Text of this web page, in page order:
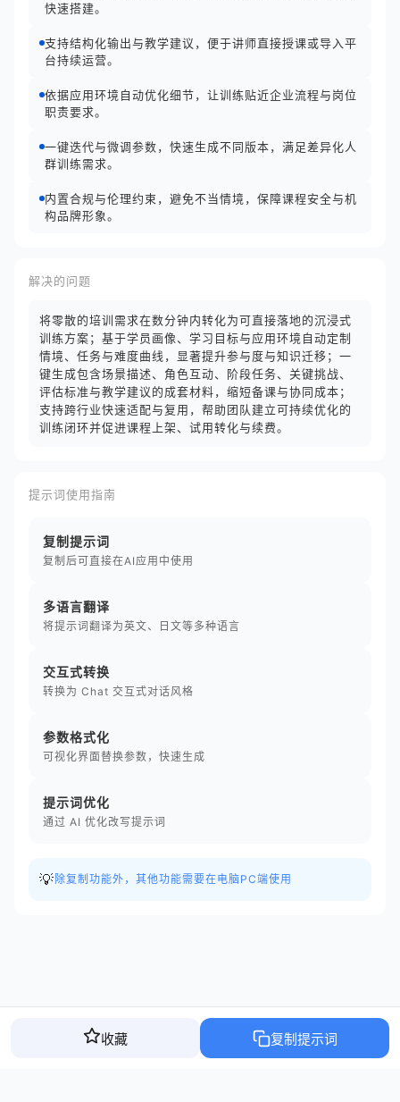
快速搭建。
支持结构化输出与教学建议，便于讲师直接授课或导入平
台持续运营。
依据应用环境自动优化细节，让训练贴近企业流程与岗位
职责要求。
一键迭代与微调参数，快速生成不同版本，满足差异化人
群训练需求。
内置合规与伦理约束，避免不当情境，保障课程安全与机
构品牌形象。
解决的问题
将零散的培训需求在数分钟内转化为可直接落地的沉浸式
训练方案；基于学员画像、学习目标与应用环境自动定制
情境、任务与难度曲线，显著提升参与度与知识迁移；一
键生成包含场景描述、角色互动、阶段任务、关键挑战、
评估标准与教学建议的成套材料，缩短备课与协同成本；
支持跨行业快速适配与复用，帮助团队建立可持续优化的
训练闭环并促进课程上架、试用转化与续费。
提示词使用指南
复制提示词
复制后可直接在AI应用中使用
多语言翻译
将提示词翻译为英文、日文等多种语言
交互式转换
转换为 Chat 交互式对话风格
参数格式化
可视化界面替换参数，快速生成
提示词优化
通过 AI 优化改写提示词
💡 除复制功能外，其他功能需要在电脑PC端使用
收藏 复制提示词